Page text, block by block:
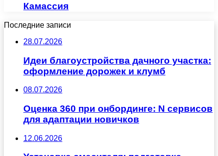
Камассия
Последние записи
28.07.2026
Идеи благоустройства дачного участка:
оформление дорожек и клумб
08.07.2026
Оценка 360 при онбординге: N сервисов
для адаптации новичков
12.06.2026